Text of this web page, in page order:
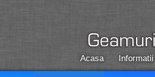
Acasa Informatii